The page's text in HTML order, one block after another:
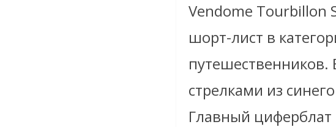
Vendome Tourbillon
шорт-лист в
путешественников.
стрелками из
Главный циферблат